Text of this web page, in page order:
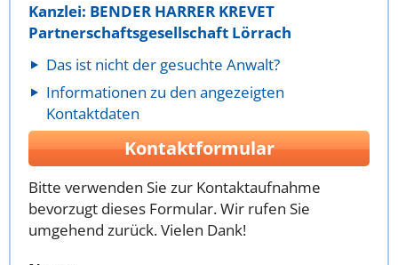
Kanzlei: BENDER HARRER KREVET
Partnerschaftsgesellschaft Lörrach
Das ist nicht der gesuchte Anwalt?
Informationen zu den angezeigten
Kontaktdaten
Kontaktformular
Bitte verwenden Sie zur Kontaktaufnahme
bevorzugt dieses Formular. Wir rufen Sie
umgehend zurück. Vielen Dank!